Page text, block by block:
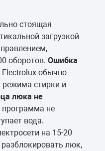
стоящая
загрузкой
оборотов. Ошибка
обычно
режима стирки и
люка не
программа не
вода.
на 15-20
люк,